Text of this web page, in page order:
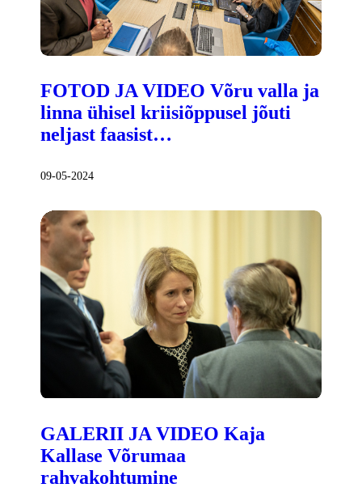
FOTOD JA VIDEO Võru valla ja
linna ühisel kriisiõppusel jõuti
neljast faasist…
09-05-2024
GALERII JA VIDEO Kaja
Kallase Võrumaa
rahvakohtumine